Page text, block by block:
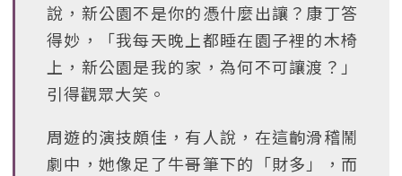
說，新公園不是你的憑什麼出讓？康丁答
得妙，「我每天晚上都睡在園子裡的木椅
上，新公園是我的家，為何不可讓渡？」
引得觀眾大笑。
周遊的演技頗佳，有人說，在這齣滑稽鬧
劇中，她像足了牛哥筆下的「財多」，而